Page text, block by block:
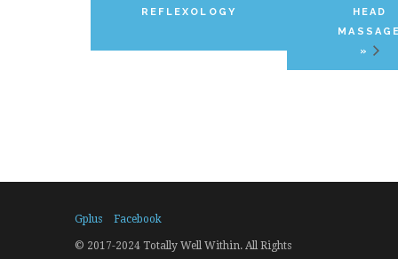
REFLEXOLOGY
HEAD
»
Gplus Facebook
© 2017-2024 Totally Well Within. All Rights